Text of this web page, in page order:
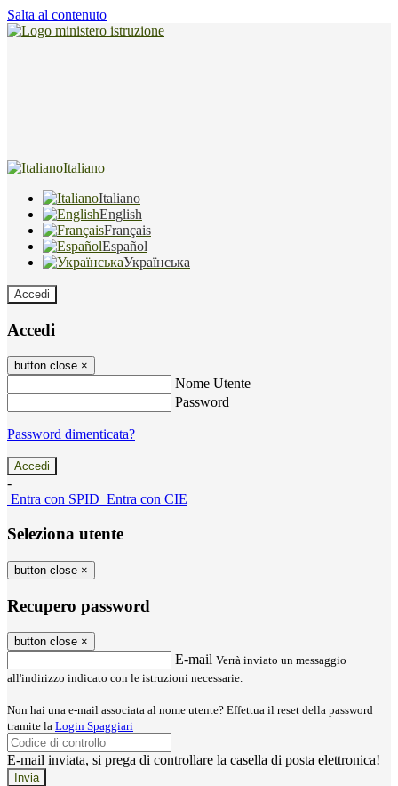
Salta al contenuto
Italiano
Italiano
English
Français
Español
Українська
Accedi
Accedi
button close ×
Nome Utente
Password
Password dimenticata?
-
Entra con SPID Entra con CIE
Seleziona utente
button close ×
Recupero password
button close ×
E-mail Verrà inviato un messaggio
all'indirizzo indicato con le istruzioni necessarie.
Non hai una e-mail associata al nome utente? Effettua il reset della password
tramite la Login Spaggiari
E-mail inviata, si prega di controllare la casella di posta elettronica!